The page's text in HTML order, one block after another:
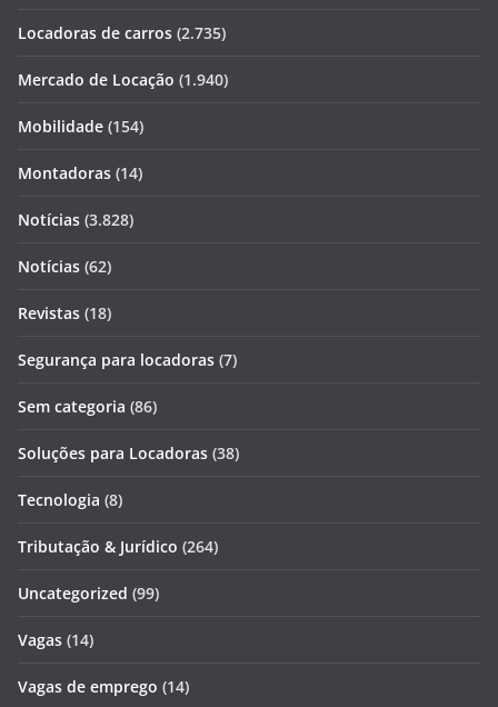
Locadoras de carros (2.735)
Mercado de Locação (1.940)
Mobilidade (154)
Montadoras (14)
Notícias (3.828)
Notícias (62)
Revistas (18)
Segurança para locadoras (7)
Sem categoria (86)
Soluções para Locadoras (38)
Tecnologia (8)
Tributação & Jurídico (264)
Uncategorized (99)
Vagas (14)
Vagas de emprego (14)